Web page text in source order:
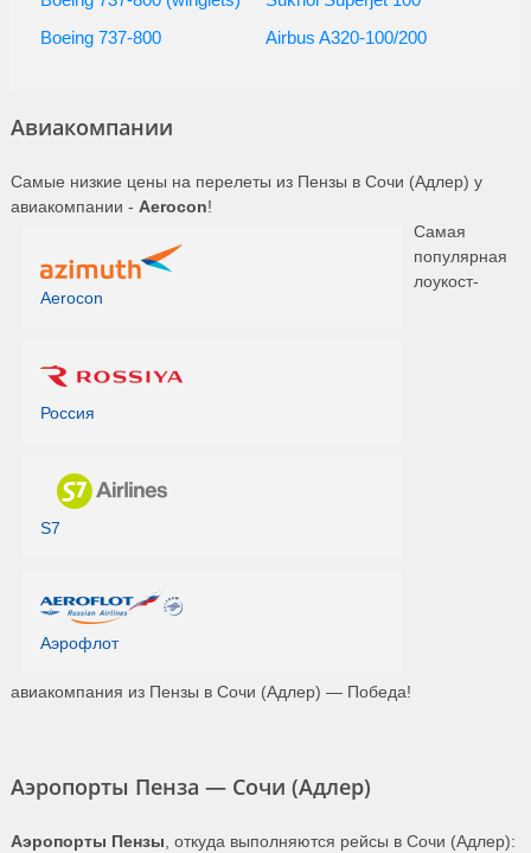
Boeing 737-800
Airbus A320-100/200
Авиакомпании
Самые низкие цены на перелеты из Пензы в Сочи (Адлер) у
авиакомпании - Aerocon!
Aerocon
Россия
S7
Аэрофлот
Самая
популярная
лоукост-
авиакомпания из Пензы в Сочи (Адлер) — Победа!
Аэропорты Пенза — Сочи (Адлер)
Аэропорты Пензы , откуда выполняются рейсы в Сочи (Адлер):